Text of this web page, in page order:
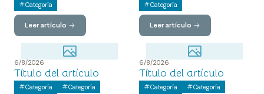
Categoría
Leer artículo
Categoría
Leer artículo
6/8/2026
Título del artículo
Categoría
Categoría
6/8/2026
Título del artículo
Categoría
Categoría